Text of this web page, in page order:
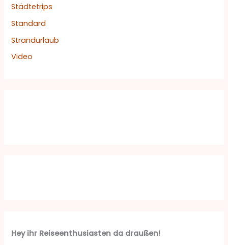
Städtetrips
Standard
Strandurlaub
Video
Hey ihr Reiseenthusiasten da draußen!